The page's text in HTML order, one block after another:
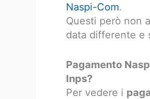
Naspi-Com.
Questi però non
data differente e
Pagamento
Inps?
Per vedere i